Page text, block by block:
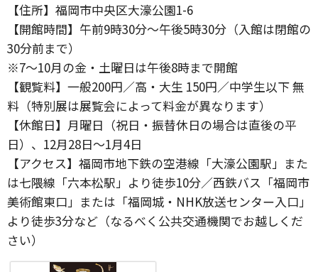
【住所】福岡市中央区大濠公園1-6
【開館時間】午前9時30分～午後5時30分（入館は閉館の
30分前まで）
※7～10月の金・土曜日は午後8時まで開館
【観覧料】一般200円／高・大生 150円／中学生以下 無
料（特別展は展覧会によって料金が異なります）
【休館日】月曜日（祝日・振替休日の場合は直後の平
日）、12月28日～1月4日
【アクセス】福岡市地下鉄の空港線「大濠公園駅」また
は七隈線「六本松駅」より徒歩10分／西鉄バス「福岡市
美術館東口」または「福岡城・NHK放送センター入口」
より徒歩3分など（なるべく公共交通機関でお越しくだ
さい）